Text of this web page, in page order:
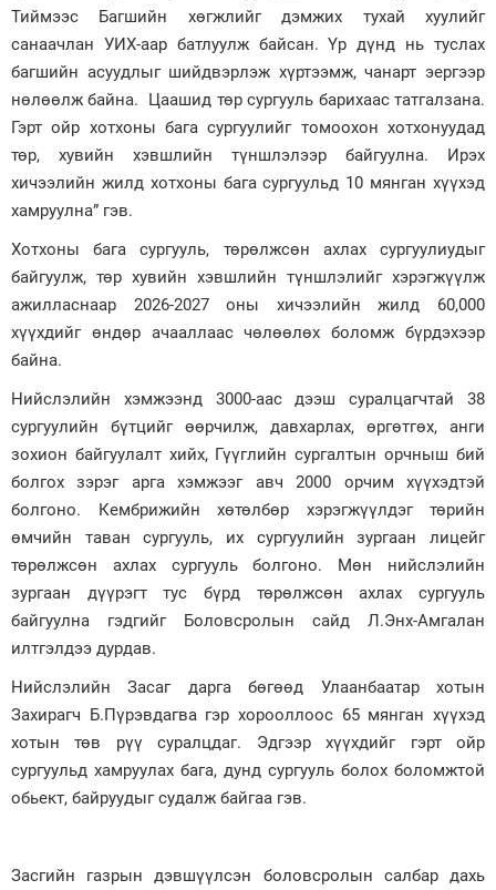
Тиймээс Багшийн хөгжлийг дэмжих тухай хуулийг
санаачлан УИХ-аар батлуулж байсан. Үр дүнд нь туслах
багшийн асуудлыг шийдвэрлэж хүртээмж, чанарт эергээр
нөлөөлж байна. Цаашид төр сургууль барихаас татгалзана.
Гэрт ойр хотхоны бага сургуулийг томоохон хотхонуудад
төр, хувийн хэвшлийн түншлэлээр байгуулна. Ирэх
хичээлийн жилд хотхоны бага сургуульд 10 мянган хүүхэд
хамруулна” гэв.
Хотхоны бага сургууль, төрөлжсөн ахлах сургуулиудыг
байгуулж, төр хувийн хэвшлийн түншлэлийг хэрэгжүүлж
ажилласнаар 2026-2027 оны хичээлийн жилд 60,000
хүүхдийг өндөр ачааллаас чөлөөлөх боломж бүрдэхээр
байна.
Нийслэлийн хэмжээнд 3000-аас дээш суралцагчтай 38
сургуулийн бүтцийг өөрчилж, давхарлах, өргөтгөх, анги
зохион байгуулалт хийх, Гүүглийн сургалтын орчныш бий
болгох зэрэг арга хэмжээг авч 2000 орчим хүүхэдтэй
болгоно. Кембрижийн хөтөлбөр хэрэгжүүлдэг төрийн
өмчийн таван сургууль, их сургуулийн зургаан лицейг
төрөлжсөн ахлах сургууль болгоно. Мөн нийслэлийн
зургаан дүүрэгт тус бүрд төрөлжсөн ахлах сургууль
байгуулна гэдгийг Боловсролын сайд Л.Энх-Амгалан
илтгэлдээ дурдав.
Нийслэлийн Засаг дарга бөгөөд Улаанбаатар хотын
Захирагч Б.Пүрэвдагва гэр хорооллоос 65 мянган хүүхэд
хотын төв рүү суралцдаг. Эдгээр хүүхдийг гэрт ойр
сургуульд хамруулах бага, дунд сургууль болох боломжтой
обьект, байруудыг судалж байгаа гэв.
Засгийн газрын дэвшүүлсэн боловсролын салбар дахь